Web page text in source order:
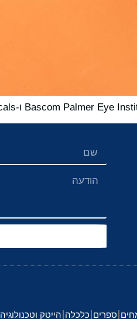
ספרים כלכלה הייטק וטכנולוגיה